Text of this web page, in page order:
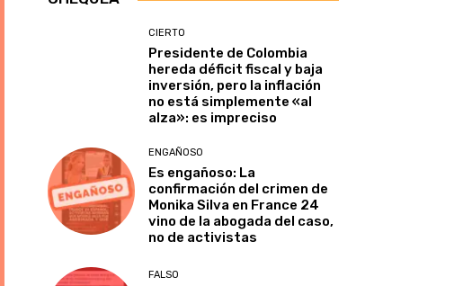
CIERTO
Presidente de Colombia
hereda déficit fiscal y baja
inversión, pero la inflación
no está simplemente «al
alza»: es impreciso
ENGAÑOSO
Es engañoso: La
confirmación del crimen de
Monika Silva en France 24
vino de la abogada del caso,
no de activistas
FALSO